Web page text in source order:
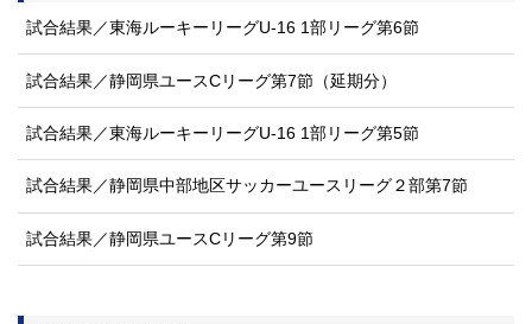
試合結果／東海ルーキーリーグU-16 1部リーグ第6節
試合結果／静岡県ユースCリーグ第7節（延期分）
試合結果／東海ルーキーリーグU-16 1部リーグ第5節
試合結果／静岡県中部地区サッカーユースリーグ２部第7節
試合結果／静岡県ユースCリーグ第9節